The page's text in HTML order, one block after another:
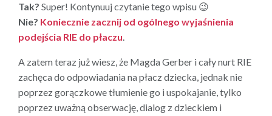
Tak? Super! Kontynuuj czytanie tego wpisu 😉
Nie? Koniecznie zacznij od ogólnego wyjaśnienia
podejścia RIE do płaczu.
A zatem teraz już wiesz, że Magda Gerber i cały nurt RIE
zachęca do odpowiadania na płacz dziecka, jednak nie
poprzez gorączkowe tłumienie go i uspokajanie, tylko
poprzez uważną obserwację, dialog z dzieckiem i